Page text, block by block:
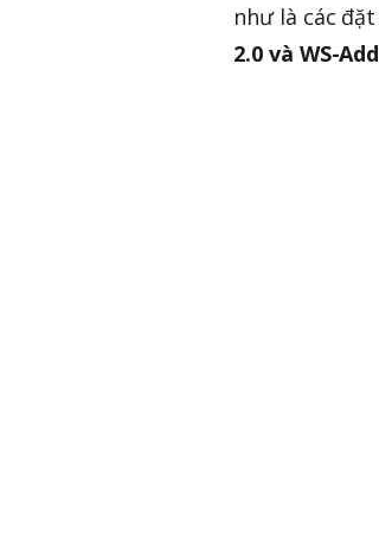
như là các
2.0 và WS-